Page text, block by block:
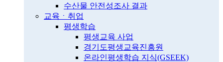
수산물 안전성조사 결과
교육ㆍ취업
평생학습
평생교육 사업
경기도평생교육진흥원
온라인평생학습 지식(GSEEK)